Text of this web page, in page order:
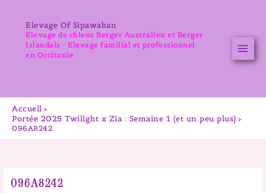
contenuElevage Of Sipawaban
Elevage de chiens Berger Australien et Berger
Islandais - Elevage familial et professionnel
en Occitanie
Accueil
Portée 2025 Twilight x Zia : Semaine 1 (et un peu plus)
096A8242
096A8242